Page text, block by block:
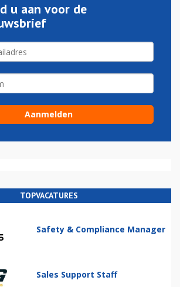
u aan voor de
TOPVACATURES
Safety & Compliance Manager
Sales Support Staff